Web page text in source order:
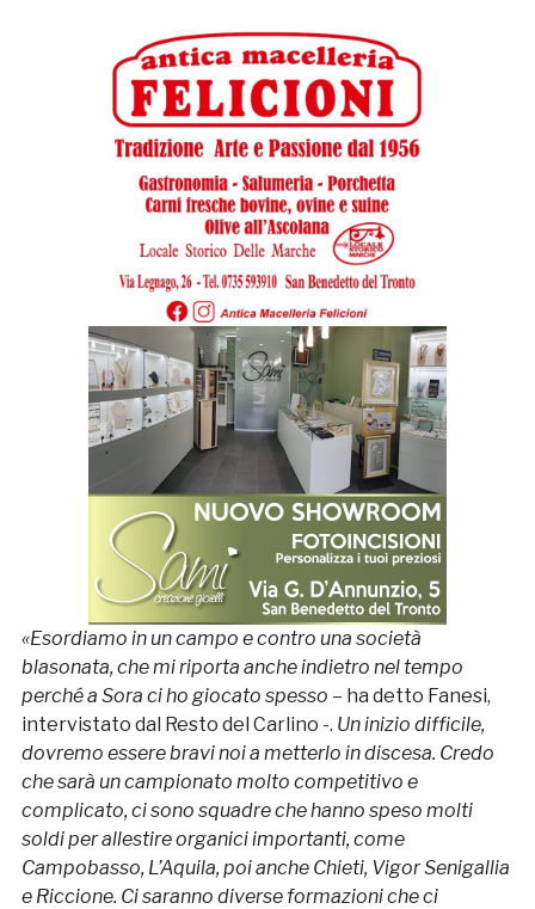
«Esordiamo in un campo e contro una società
blasonata, che mi riporta anche indietro nel tempo
perché a Sora ci ho giocato spesso – ha detto Fanesi,
intervistato dal Resto del Carlino -. Un inizio difficile,
dovremo essere bravi noi a metterlo in discesa. Credo
che sarà un campionato molto competitivo e
complicato, ci sono squadre che hanno speso molti
soldi per allestire organici importanti, come
Campobasso, L’Aquila, poi anche Chieti, Vigor Senigallia
e Riccione. Ci saranno diverse formazioni che ci